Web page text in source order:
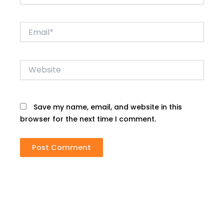
Website
Save my name, email, and website in this
browser for the next time I comment.